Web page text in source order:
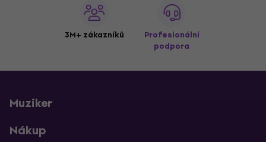
3M+ zákazníků
Profesionální
podpora
Muziker
Nákup